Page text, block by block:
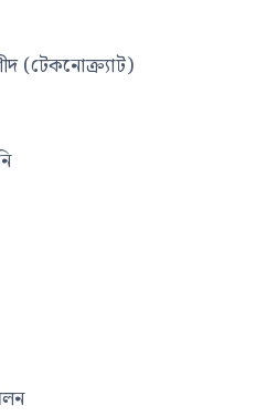
(টেকনোক্র্যাট)